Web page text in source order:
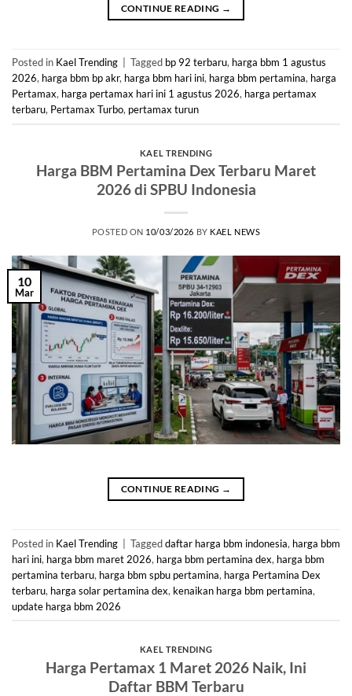
CONTINUE READING →
Posted in Kael Trending Tagged bp 92 terbaru, harga bbm 1 agustus
2026, harga bbm bp akr, harga bbm hari ini, harga bbm pertamina, harga
Pertamax, harga pertamax hari ini 1 agustus 2026, harga pertamax
terbaru, Pertamax Turbo, pertamax turun
KAEL TRENDING
Harga BBM Pertamina Dex Terbaru Maret
2026 di SPBU Indonesia
POSTED ON 10/03/2026 BY KAEL NEWS
10
Mar
CONTINUE READING →
Posted in Kael Trending Taggeddaftar harga bbm indonesia, harga bbm
hari ini, harga bbm maret 2026, harga bbm pertamina dex, harga bbm
pertamina terbaru, harga bbm spbu pertamina, harga Pertamina Dex
terbaru, harga solar pertamina dex, kenaikan harga bbm pertamina,
update harga bbm 2026
KAEL TRENDING
Harga Pertamax 1 Maret 2026 Naik, Ini
Daftar BBM Terbaru